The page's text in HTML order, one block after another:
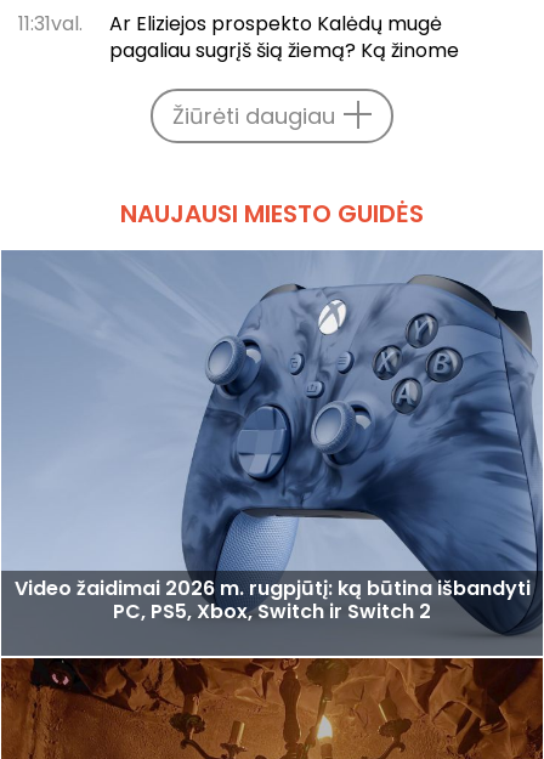
11:31val.
Ar Eliziejos prospekto Kalėdų mugė
pagaliau sugrįš šią žiemą? Ką žinome
Žiūrėti daugiau
NAUJAUSI MIESTO GUIDĖS
Video žaidimai 2026 m. rugpjūtį: ką būtina išbandyti
PC, PS5, Xbox, Switch ir Switch 2